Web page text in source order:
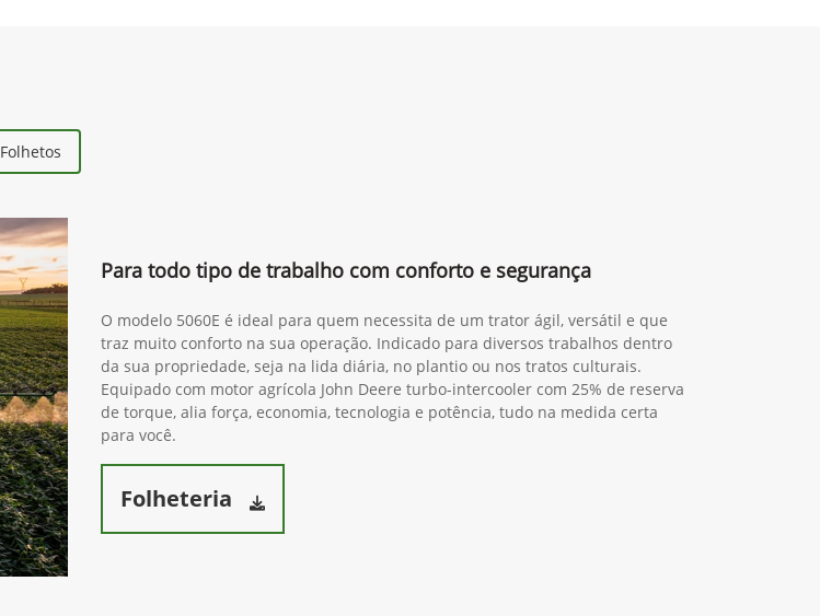
Folhetos
Para todo tipo de trabalho com conforto e segurança
O modelo 5060E é ideal para quem necessita de um trator ágil, versátil e que
traz muito conforto na sua operação. Indicado para diversos trabalhos dentro
da sua propriedade, seja na lida diária, no plantio ou nos tratos culturais.
Equipado com motor agrícola John Deere turbo-intercooler com 25% de reserva
de torque, alia força, economia, tecnologia e potência, tudo na medida certa
para você.
Folheteria